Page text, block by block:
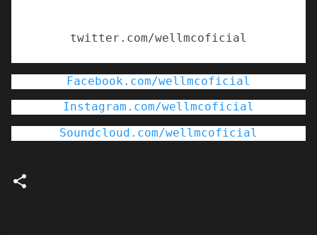
twitter.com/wellmcoficial
Facebook.com/wellmcoficial
Instagram.com/wellmcoficial
Soundcloud.com/wellmcoficial